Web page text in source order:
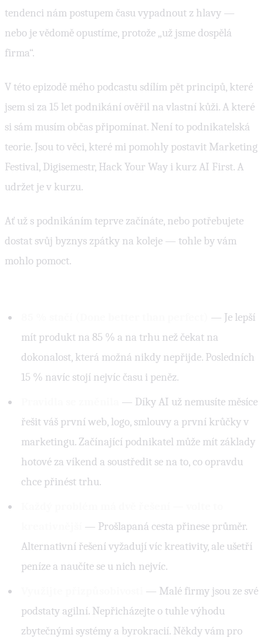
tendenci nám postupem času vypadnout z hlavy —
nebo je vědomě opustíme, protože „už jsme dospělá
firma“.
V této epizodě mého podcastu sdílím pět principů, které
jsem si za 15 let podnikání ověřil na vlastní kůži. A které
si sám musím občas připomínat. Není to podnikatelská
teorie. Jsou to věci, které mi pomohly postavit Marketing
Festival, Digisemestr, Hack Your Way i kurz AI First. A
udržet je v kurzu.
Ať už s podnikáním teprve začínáte, nebo potřebujete
dostat svůj byznys zpátky na koleje — tohle by vám
mohlo pomoct.
— Je lepší
mít produkt na 85 % a na trhu než čekat na
dokonalost, která možná nikdy nepřijde. Posledních
15 % navíc stojí nejvíc času i peněz.
— Díky AI už nemusíte měsíce
řešit váš první web, logo, smlouvy a první krůčky v
marketingu. Začínající podnikatel může mít základy
hotové za víkend a soustředit se na to, co opravdu
chce přinést trhu.
— Prošlapaná cesta přinese průměr.
Alternativní řešení vyžadují víc kreativity, ale ušetří
peníze a naučíte se u nich nejvíc.
— Malé firmy jsou ze své
podstaty agilní. Nepřicházejte o tuhle výhodu
zbytečnými systémy a byrokracií. Někdy vám pro